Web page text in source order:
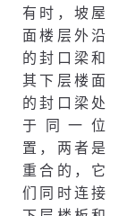
有时，坡屋
面楼层外沿
的封口梁和
其下层楼面
的封口梁处
于同一位
置，两者是
重合的，它
们同时连接